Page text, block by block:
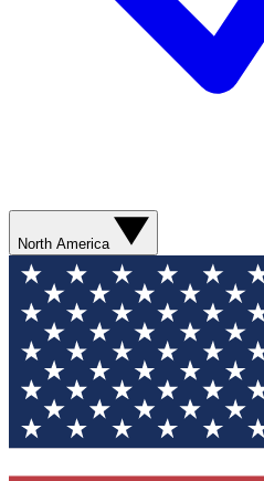
North America